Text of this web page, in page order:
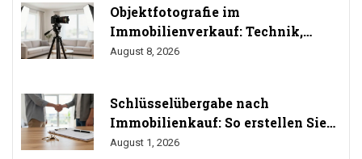
Objektfotografie im
Immobilienverkauf: Technik,
Perspektiven und Do's & Don'ts
August 8, 2026
Schlüsselübergabe nach
Immobilienkauf: So erstellen Sie
das Übergabeprotokoll richtig
August 1, 2026